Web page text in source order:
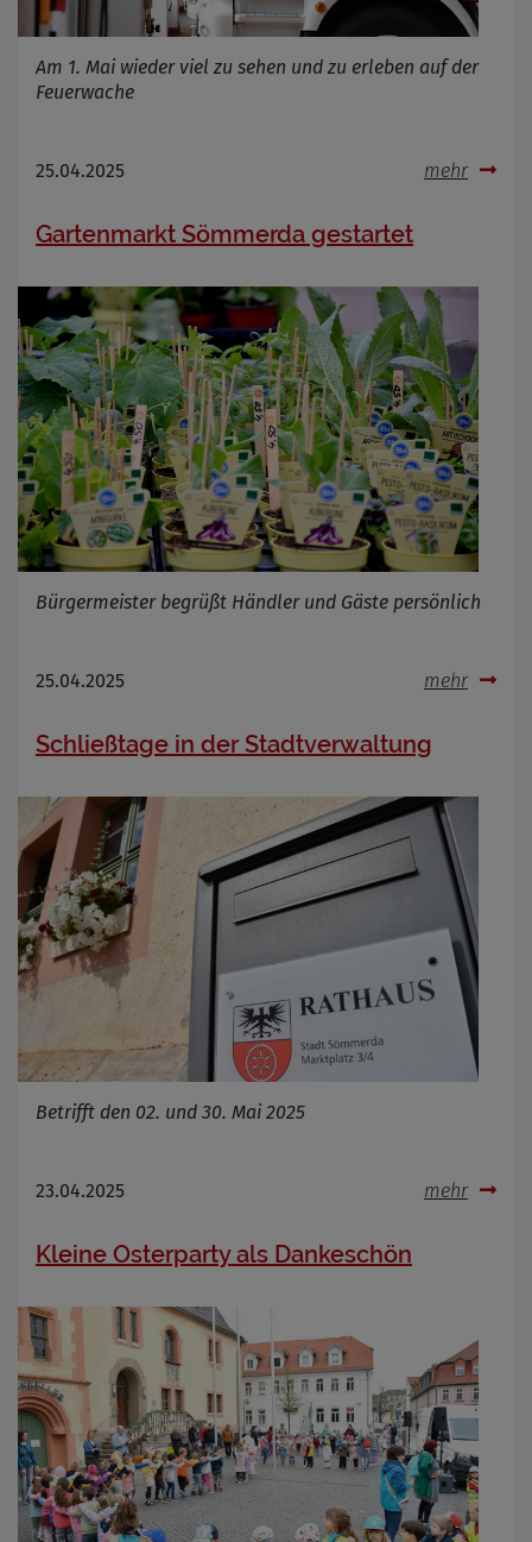
Am 1. Mai wieder viel zu sehen und zu erleben auf der
Feuerwache
25.04.2025 mehr
Gartenmarkt Sömmerda gestartet
Bürgermeister begrüßt Händler und Gäste persönlich
25.04.2025 mehr
Schließtage in der Stadtverwaltung
Betrifft den 02. und 30. Mai 2025
23.04.2025 mehr
Kleine Osterparty als Dankeschön